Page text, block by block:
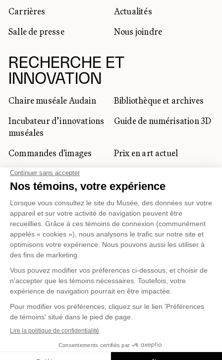
Carrières
Actualités
Salle de presse
Nous joindre
RECHERCHE ET
INNOVATION
Chaire muséale Audain
Bibliothèque et archives
Incubateur d’innovations
muséales
Guide de numérisation 3D
Commandes d'images
Prix en art actuel
Prix Lynne-Cohen
CLIENTÈLE CORPORATIVE
ET PRIVÉE
Location d'espaces
Activités corporatives
professionnels du
tourisme
Gestion des témoinsPolitique de confidentialité
Conditions d'utilisation Politique d'achat en ligne
© 2026 MUSÉE NATIONAL DES BEAUX-ARTS DU
QUÉBEC